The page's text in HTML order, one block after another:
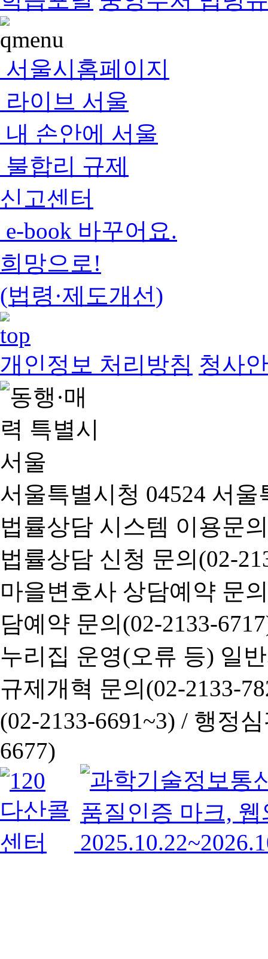
서울시홈페이지
라이브 서울
내 손안에 서울
불합리 규제
신고센터
e-book 바꾸어요.
희망으로!
(법령·제도개선)
개인정보 처리방침 청사
서울특별시청 04524 서
법률상담 시스템 이용문
법률상담 신청 문의(02-
마을변호사 상담예약 문
담예약 문의(02-2133-
누리집 운영(오류 등) 일
규제개혁 문의(02-2133-
(02-2133-6691~3) / 행정심
6677)